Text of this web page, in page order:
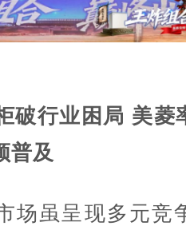
破行业困局 美菱
普及
虽呈现多元竞